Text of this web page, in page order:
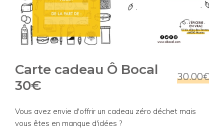
30.00€
Carte cadeau Ô Bocal
30€
Vous avez envie d'offrir un cadeau zéro déchet mais
vous êtes en manque d'idées ?